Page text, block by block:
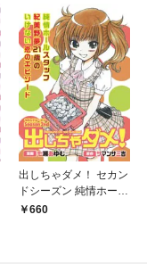
出しちゃダメ！ セカン
ドシーズン 純情ホール
スタッフ紀美野夢21歳
660